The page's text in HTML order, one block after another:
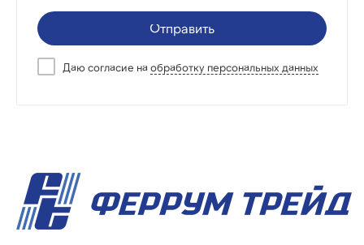
Отправить
Даю согласие на обработку персональных данных